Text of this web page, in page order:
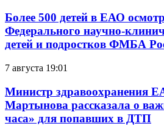
Более 500 детей в ЕАО
Федерального научно-
детей и подростков ФМБА
7 августа 19:01
Министр здравоохранения
Мартынова рассказала о
часа» для попавших в ДТП